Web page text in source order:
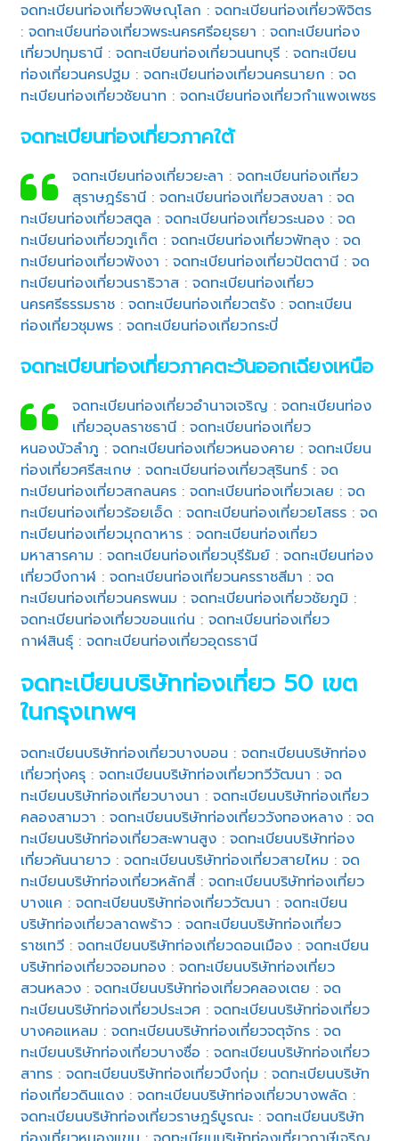
จดทะเบียนท่องเที่ยวพิษณุโลก :จดทะเบียนท่องเที่ยวพิจิตร
:จดทะเบียนท่องเที่ยวพระนครศรีอยุธยา :จดทะเบียนท่อง
เที่ยวปทุมธานี :จดทะเบียนท่องเที่ยวนนทบุรี :จดทะเบียน
ท่องเที่ยวนครปฐม :จดทะเบียนท่องเที่ยวนครนายก :จด
ทะเบียนท่องเที่ยวชัยนาท :จดทะเบียนท่องเที่ยวกำแพงเพชร
จดทะเบียนท่องเที่ยวภาคใต้
จดทะเบียนท่องเที่ยวยะลา : จดทะเบียนท่องเที่ยว
สุราษฎร์ธานี: จดทะเบียนท่องเที่ยวสงขลา : จด
ทะเบียนท่องเที่ยวสตูล :จดทะเบียนท่องเที่ยวระนอง :จด
ทะเบียนท่องเที่ยวภูเก็ต :จดทะเบียนท่องเที่ยวพัทลุง :จด
ทะเบียนท่องเที่ยวพังงา :จดทะเบียนท่องเที่ยวปัตตานี :จด
ทะเบียนท่องเที่ยวนราธิวาส :จดทะเบียนท่องเที่ยว
นครศรีธรรมราช :จดทะเบียนท่องเที่ยวตรัง :จดทะเบียน
ท่องเที่ยวชุมพร :จดทะเบียนท่องเที่ยวกระบี่
จดทะเบียนท่องเที่ยวภาคตะวันออกเฉียงเหนือ
จดทะเบียนท่องเที่ยวอำนาจเจริญ : จดทะเบียนท่อง
เที่ยวอุบลราชธานี: จดทะเบียนท่องเที่ยว
หนองบัวลำภู :จดทะเบียนท่องเที่ยวหนองคาย :จดทะเบียน
ท่องเที่ยวศรีสะเกษ :จดทะเบียนท่องเที่ยวสุรินทร์ :จด
ทะเบียนท่องเที่ยวสกลนคร :จดทะเบียนท่องเที่ยวเลย :จด
ทะเบียนท่องเที่ยวร้อยเอ็ด :จดทะเบียนท่องเที่ยวยโสธร :จด
ทะเบียนท่องเที่ยวมุกดาหาร :จดทะเบียนท่องเที่ยว
มหาสารคาม :จดทะเบียนท่องเที่ยวบุรีรัมย์ :จดทะเบียนท่อง
เที่ยวบึงกาฬ :จดทะเบียนท่องเที่ยวนครราชสีมา :จด
ทะเบียนท่องเที่ยวนครพนม :จดทะเบียนท่องเที่ยวชัยภูมิ :
จดทะเบียนท่องเที่ยวขอนแก่น :จดทะเบียนท่องเที่ยว
กาฬสินธุ์ :จดทะเบียนท่องเที่ยวอุดรธานี
จดทะเบียนบริษัทท่องเที่ยว 50 เขต
ในกรุงเทพฯ
จดทะเบียนบริษัทท่องเที่ยวบางบอน :จดทะเบียนบริษัทท่อง
เที่ยวทุ่งครุ :จดทะเบียนบริษัทท่องเที่ยวทวีวัฒนา :จด
ทะเบียนบริษัทท่องเที่ยวบางนา :จดทะเบียนบริษัทท่องเที่ยว
คลองสามวา :จดทะเบียนบริษัทท่องเที่ยววังทองหลาง :จด
ทะเบียนบริษัทท่องเที่ยวสะพานสูง :จดทะเบียนบริษัทท่อง
เที่ยวคันนายาว :จดทะเบียนบริษัทท่องเที่ยวสายไหม :จด
ทะเบียนบริษัทท่องเที่ยวหลักสี่ :จดทะเบียนบริษัทท่องเที่ยว
บางแค :จดทะเบียนบริษัทท่องเที่ยววัฒนา :จดทะเบียน
บริษัทท่องเที่ยวลาดพร้าว :จดทะเบียนบริษัทท่องเที่ยว
ราชเทวี :จดทะเบียนบริษัทท่องเที่ยวดอนเมือง :จดทะเบียน
บริษัทท่องเที่ยวจอมทอง :จดทะเบียนบริษัทท่องเที่ยว
สวนหลวง :จดทะเบียนบริษัทท่องเที่ยวคลองเตย :จด
ทะเบียนบริษัทท่องเที่ยวประเวศ :จดทะเบียนบริษัทท่องเที่ยว
บางคอแหลม :จดทะเบียนบริษัทท่องเที่ยวจตุจักร :จด
ทะเบียนบริษัทท่องเที่ยวบางซื่อ :จดทะเบียนบริษัทท่องเที่ยว
สาทร :จดทะเบียนบริษัทท่องเที่ยวบึงกุ่ม :จดทะเบียนบริษัท
ท่องเที่ยวดินแดง :จดทะเบียนบริษัทท่องเที่ยวบางพลัด :
จดทะเบียนบริษัทท่องเที่ยวราษฎร์บูรณะ :จดทะเบียนบริษัท